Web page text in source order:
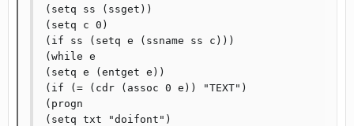
(setq ss (ssget))
(setq c 0)
(if ss (setq e (ssname ss c)))
(while e
(setq e (entget e))
(if (= (cdr (assoc 0 e)) "TEXT")
(progn
(setq txt "doifont")